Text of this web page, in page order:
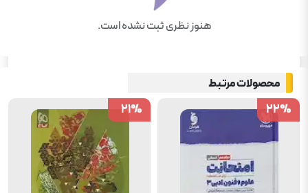
هنوز نظری ثبت نشده است.
محصولات مرتبط
22%
22%
21%
21%